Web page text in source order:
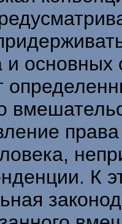
и основных
К